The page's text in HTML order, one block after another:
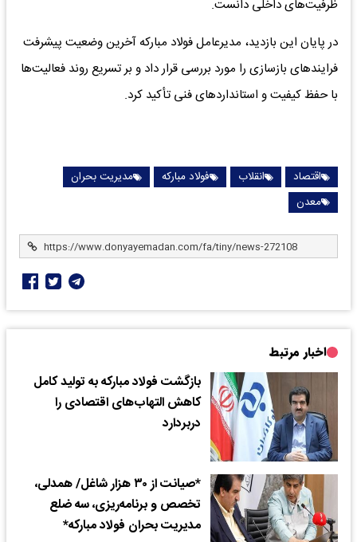
ظرفیت‌های داخلی دانست.
در پایان این بازدید، مدیرعامل فولاد مبارکه آخرین وضعیت پیشرفت
فرایندهای بازسازی را مورد بررسی قرار داد و بر تسریع روند فعالیت‌ها
با حفظ کیفیت و استانداردهای فنی تأکید کرد.
اقتصاد انقلاب فولاد مبارکه
مدیریت بحران
معدن
اخبار مرتبط
بازگشت فولاد مبارکه به تولید کامل
کاهش التهاب‌های اقتصادی را
دربردارد
*صیانت از ۳۰ هزار شاغل/ همدلی،
تخصص و برنامه‌ریزی، سه ضلع
مدیریت بحران فولاد مبارکه*